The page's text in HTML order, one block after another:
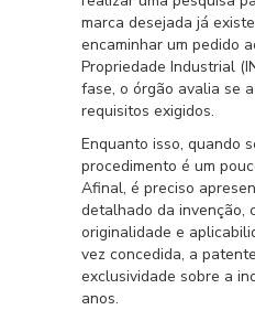
marca desejada já
encaminhar um pedido
Propriedade Industrial
fase, o órgão avalia se
requisitos exigidos.
Enquanto isso, quando
procedimento é um
Afinal, é preciso
detalhado da invenção,
originalidade e
vez concedida, a
exclusividade sobre a
anos.